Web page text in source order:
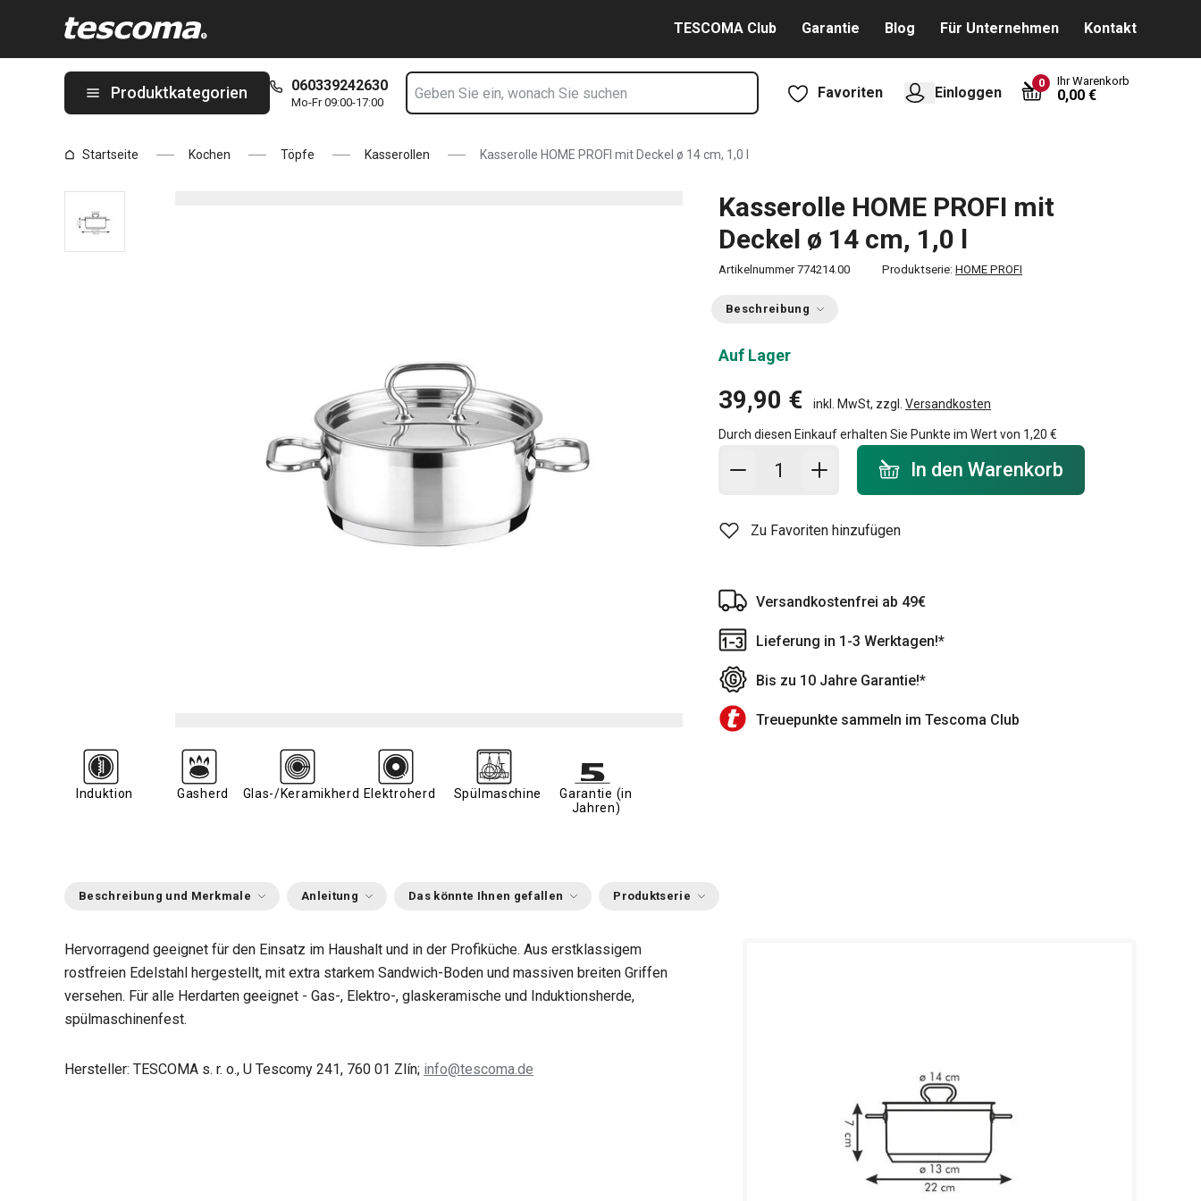
TESCOMA Club Garantie Blog Für Unternehmen Kontakt
Produktkategorien 060339242630
Mo-Fr 09:00-17:00
Favoriten Einloggen
0 Ihr Warenkorb
0,00 €
Startseite Kochen Töpfe Kasserollen Kasserolle HOME PROFI mit Deckel ø 14 cm, 1,0 l
Kasserolle HOME PROFI mit
Deckel ø 14 cm, 1,0 l
Artikelnummer 774214.00 Produktserie: HOME PROFI
Beschreibung
Auf Lager
39,90 € inkl. MwSt, zzgl. Versandkosten
Durch diesen Einkauf erhalten Sie Punkte im Wert von 1,20 €
In den Warenkorb - Menge
In den Warenkorb
Zu Favoriten hinzufügen
Versandkostenfrei ab 49€
Lieferung in 1-3 Werktagen!*
Bis zu 10 Jahre Garantie!*
Treuepunkte sammeln im Tescoma Club
Induktion Gasherd Glas-/Keramikherd Elektroherd Spülmaschine
Garantie (in
Jahren)
Beschreibung und Merkmale Anleitung Das könnte Ihnen gefallen Produktserie
Hervorragend geeignet für den Einsatz im Haushalt und in der Profiküche. Aus erstklassigem
rostfreien Edelstahl hergestellt, mit extra starkem Sandwich-Boden und massiven breiten Griffen
versehen. Für alle Herdarten geeignet - Gas-, Elektro-, glaskeramische und Induktionsherde,
spülmaschinenfest.
Hersteller: TESCOMA s. r. o., U Tescomy 241, 760 01 Zlín; info@tescoma.de